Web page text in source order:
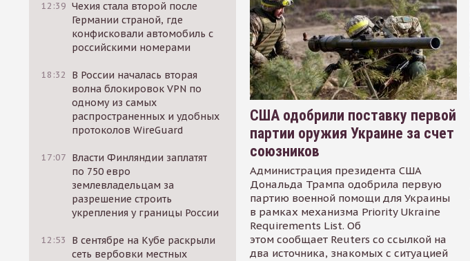
12:39 Чехия стала второй после
Германии страной, где
конфисковали автомобиль с
российскими номерами
18:32
В России началась вторая
волна блокировок VPN по
одному из самых
распространенных и удобных
протоколов WireGuard
17:07 Власти Финляндии заплатят
по 750 евро
землевладельцам за
разрешение строить
укрепления у границы России
12:53
В сентябре на Кубе раскрыли
сеть вербовки местных
США одобрили поставку первой
партии оружия Украине за счет
союзников
Администрация президента США
Дональда Трампа одобрила первую
партию военной помощи для Украины
в рамках механизма Priority Ukraine
Requirements List. Об
этом сообщает Reuters со ссылкой на
два источника, знакомых с ситуацией